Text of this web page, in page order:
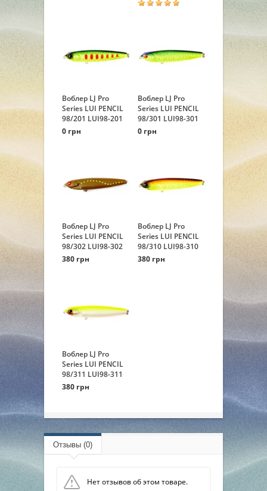
Воблер LJ Pro
Series LUI PENCIL
98/201 LUI98-201
0 грн
Воблер LJ Pro
Series LUI PENCIL
98/301 LUI98-301
0 грн
Воблер LJ Pro
Series LUI PENCIL
98/302 LUI98-302
380 грн
Воблер LJ Pro
Series LUI PENCIL
98/310 LUI98-310
380 грн
Воблер LJ Pro
Series LUI PENCIL
98/311 LUI98-311
380 грн
Отзывы (0)
Нет отзывов об этом товаре.